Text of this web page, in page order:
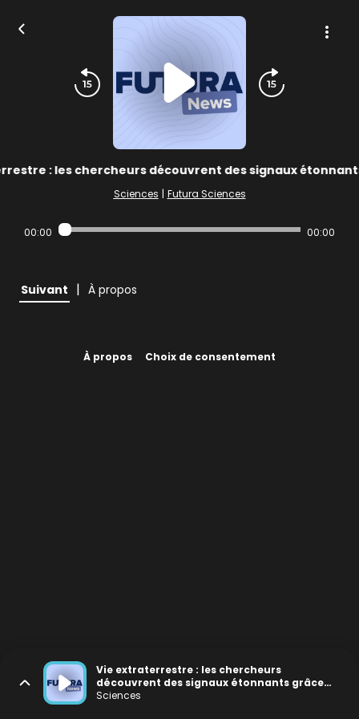
: les chercheurs découvrent des signaux
Sciences | Futura Sciences
00:00 00:00
Suivant | À propos
À propos Choix de consentement
Vie extraterrestre : les chercheurs
découvrent des signaux étonnants grâce
au deep learning
Sciences